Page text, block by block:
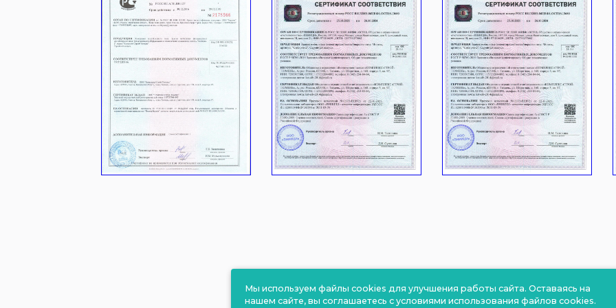
Мы используем файлы cookies для улучшения работы сайта. Оставаясь на
нашем сайте, вы соглашаетесь с условиями использования файлов cookies.